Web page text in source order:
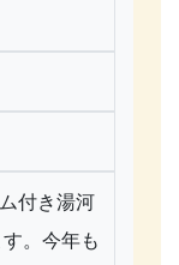
付き湯河
。今年も